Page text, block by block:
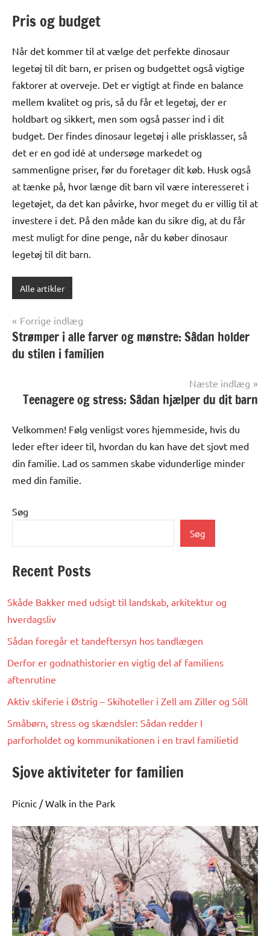
Pris og budget
Når det kommer til at vælge det perfekte dinosaur
legetøj til dit barn, er prisen og budgettet også vigtige
faktorer at overveje. Det er vigtigt at finde en balance
mellem kvalitet og pris, så du får et legetøj, der er
holdbart og sikkert, men som også passer ind i dit
budget. Der findes dinosaur legetøj i alle prisklasser, så
det er en god idé at undersøge markedet og
sammenligne priser, før du foretager dit køb. Husk også
at tænke på, hvor længe dit barn vil være interesseret i
legetøjet, da det kan påvirke, hvor meget du er villig til at
investere i det. På den måde kan du sikre dig, at du får
mest muligt for dine penge, når du køber dinosaur
legetøj til dit barn.
Alle artikler
Indlægsnavigation
Forrige indlæg
Strømper i alle farver og mønstre: Sådan holder
du stilen i familien
Næste indlæg
Teenagere og stress: Sådan hjælper du dit barn
Velkommen! Følg venligst vores hjemmeside, hvis du
leder efter ideer til, hvordan du kan have det sjovt med
din familie. Lad os sammen skabe vidunderlige minder
med din familie.
Søg
Søg
Recent Posts
Skåde Bakker med udsigt til landskab, arkitektur og
hverdagsliv
Sådan foregår et tandeftersyn hos tandlægen
Derfor er godnathistorier en vigtig del af familiens
aftenrutine
Aktiv skiferie i Østrig – Skihoteller i Zell am Ziller og Söll
Småbørn, stress og skændsler: Sådan redder I
parforholdet og kommunikationen i en travl familietid
Sjove aktiviteter for familien
Picnic / Walk in the Park